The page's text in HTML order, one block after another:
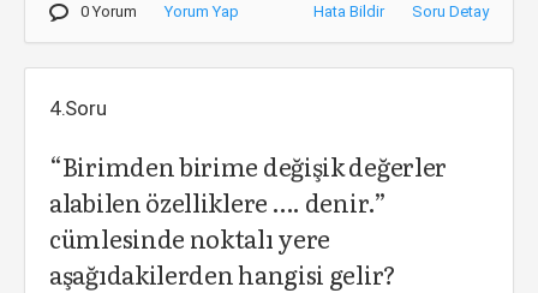
0 Yorum Yorum Yap Hata Bildir Soru Detay
4.Soru
“Birimden birime değişik değerler
alabilen özelliklere …. denir.”
cümlesinde noktalı yere
aşağıdakilerden hangisi gelir?